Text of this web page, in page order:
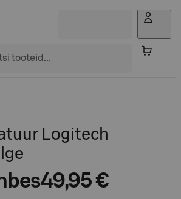
Logitech
49,95 €